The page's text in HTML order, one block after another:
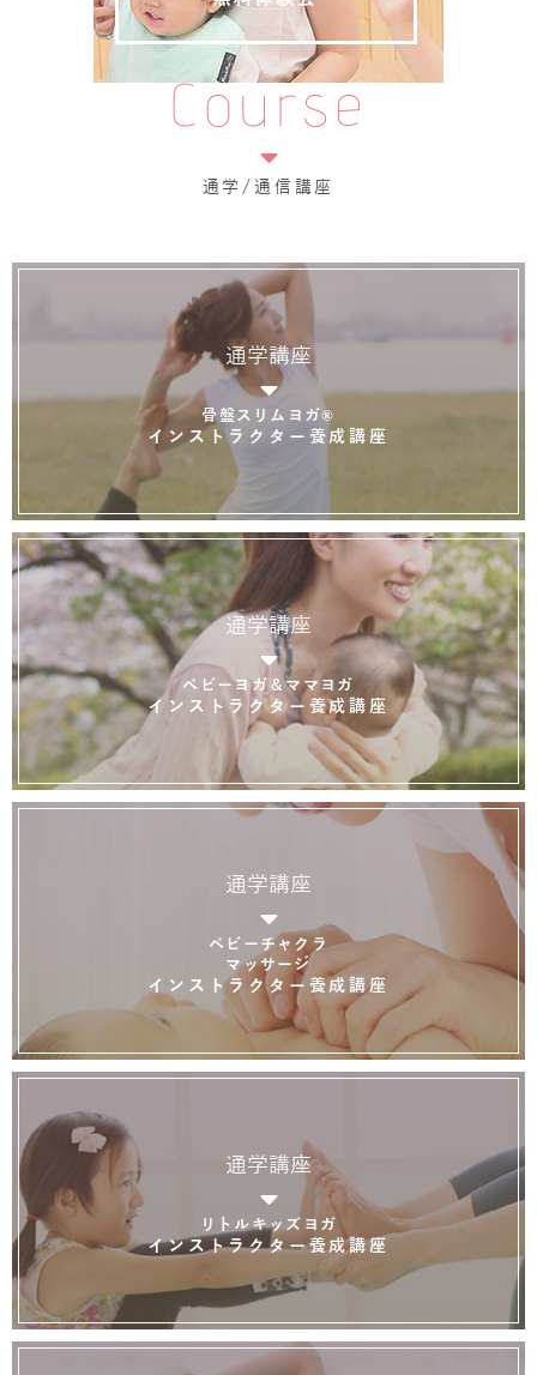
Course
通学/通信講座
通学講座
骨盤スリムヨガ®
インストラクター養成講座
通学講座
ベビーヨガ＆ママヨガ
インストラクター養成講座
通学講座
ベビーチャクラ
マッサージ
インストラクター養成講座
通学講座
リトルキッズヨガ
インストラクター養成講座